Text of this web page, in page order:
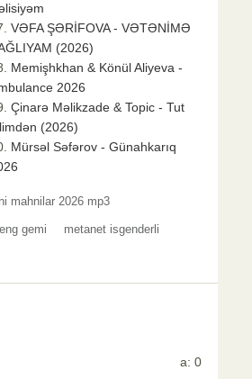
VƏFA ŞƏRİFOVA - VƏTƏNİMƏ
(2026)
Memişhkhan & Könül Aliyeva -
2026
Çinarə Məlikzade & Topic - Tut
(2026)
Mürsəl Səfərov - Günahkarıq
mahnilar 2026 mp3
gemi metanet isgenderli
a: 0